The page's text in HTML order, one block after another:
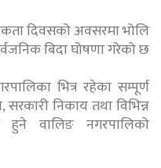
दिवसको अवसरमा भोलि
बिदा घोषणा गरेको छ
भित्र रहेका सम्पूर्ण
निकाय तथा विभिन्न
हुने वालिङ नगरपालिको